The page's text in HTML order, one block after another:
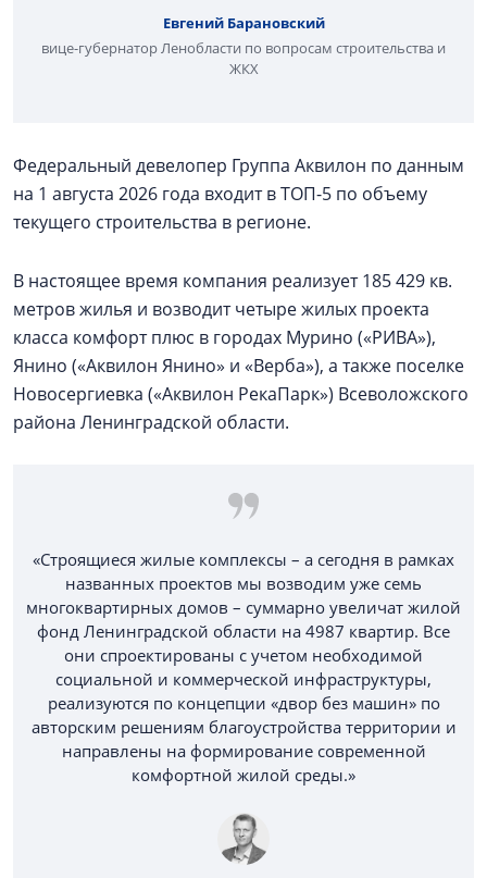
Евгений Барановский
вице-губернатор Ленобласти по вопросам строительства и
ЖКХ
Федеральный девелопер Группа Аквилон по данным
на 1 августа 2026 года входит в ТОП-5 по объему
текущего строительства в регионе.
В настоящее время компания реализует 185 429 кв.
метров жилья и возводит четыре жилых проекта
класса комфорт плюс в городах Мурино («РИВА»),
Янино («Аквилон Янино» и «Верба»), а также поселке
Новосергиевка («Аквилон РекаПарк») Всеволожского
района Ленинградской области.
«Строящиеся жилые комплексы – а сегодня в рамках
названных проектов мы возводим уже семь
многоквартирных домов – суммарно увеличат жилой
фонд Ленинградской области на 4987 квартир. Все
они спроектированы с учетом необходимой
социальной и коммерческой инфраструктуры,
реализуются по концепции «двор без машин» по
авторским решениям благоустройства территории и
направлены на формирование современной
комфортной жилой среды.»